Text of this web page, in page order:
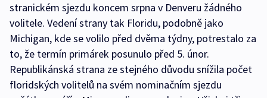
stranickém sjezdu koncem srpna v Denveru žádného
volitele. Vedení strany tak Floridu, podobně jako
Michigan, kde se volilo před dvěma týdny, potrestalo za
to, že termín primárek posunulo před 5. únor.
Republikánská strana ze stejného důvodu snížila počet
floridských volitelů na svém nominačním sjezdu